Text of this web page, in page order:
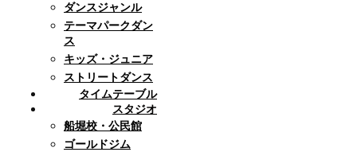
ダンスジャンル
テーマパークダン
ス
キッズ・ジュニア
ストリートダンス
タイムテーブル
スタジオ
船堀校・公民館
ゴールドジム